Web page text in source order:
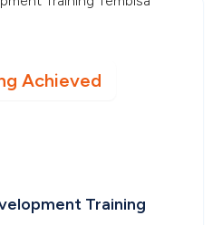
Achieved
Training